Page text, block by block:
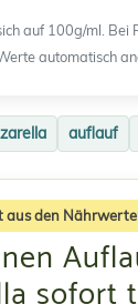
auf 100g/ml. Bei
automatisch
auflauf
aus den